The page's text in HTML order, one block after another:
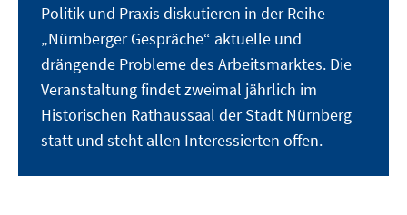
Politik und Praxis diskutieren in der Reihe
„Nürnberger Gespräche“ aktuelle und
drängende Probleme des Arbeitsmarktes. Die
Veranstaltung findet zweimal jährlich im
Historischen Rathaussaal der Stadt Nürnberg
statt und steht allen Interessierten offen.